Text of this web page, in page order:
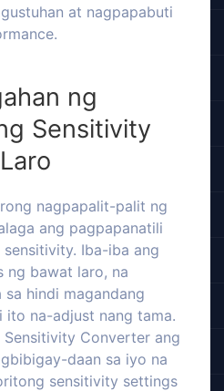
at nagpapabuti
ng
Sensitivity
nagpapalit-palit ng
ang pagpapanatili
Iba-iba ang
ng bawat laro, na
hindi magandang
ito na-adjust nang tama.
Sensitivity Converter ang
daan sa iyo na
sensitivity settings